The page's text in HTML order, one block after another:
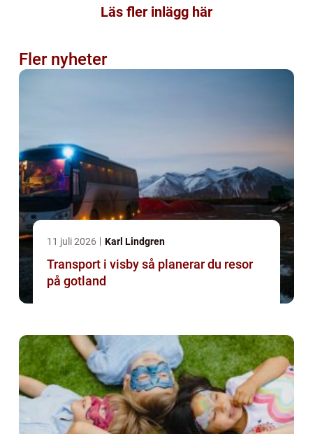
Läs fler inlägg här
Fler nyheter
11 juli 2026 Karl Lindgren
Transport i visby så planerar du resor
på gotland